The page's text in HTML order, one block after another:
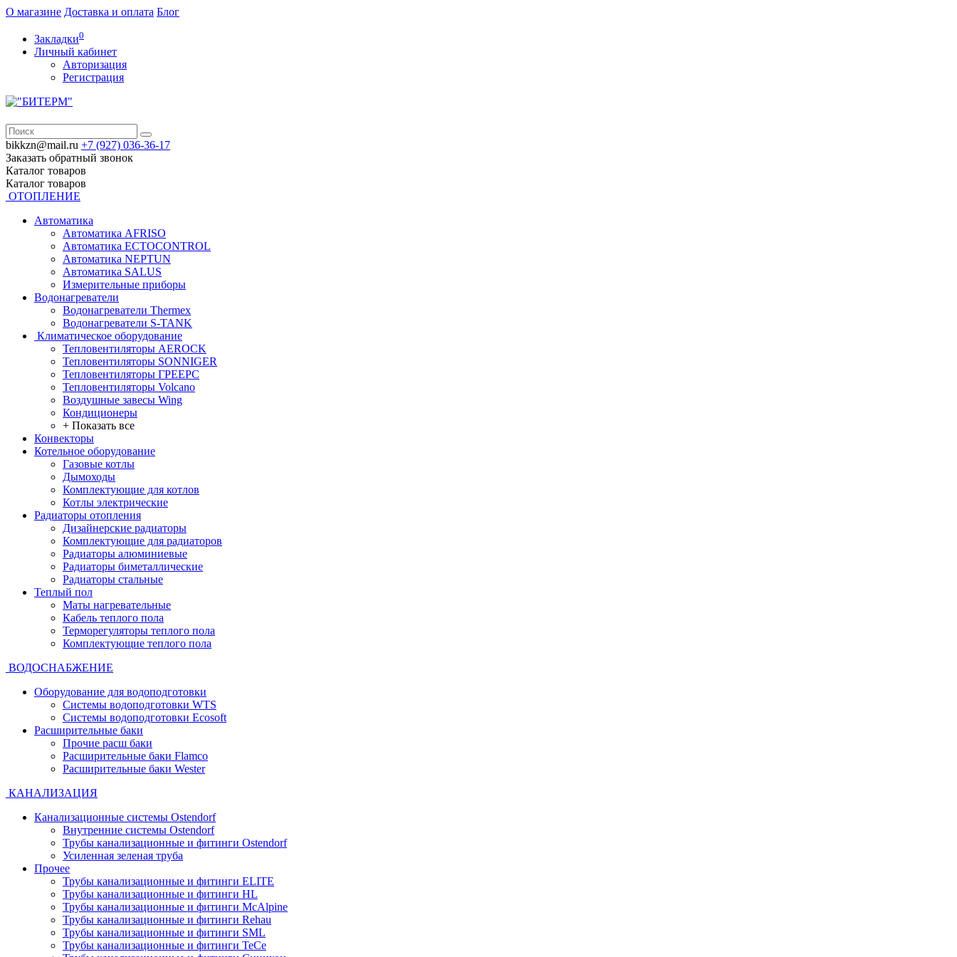
О магазине Доставка и оплата Блог
Закладки0
Личный кабинет
Авторизация
Регистрация
bikkzn@mail.ru +7 (927) 036-36-17
Заказать обратный звонок
Каталог товаров
Каталог товаров
ОТОПЛЕНИЕ
Автоматика
Автоматика AFRISO
Автоматика ECTOCONTROL
Автоматика NEPTUN
Автоматика SALUS
Измерительные приборы
Водонагреватели
Водонагреватели Thermex
Водонагреватели S-TANK
Климатическое оборудование
Тепловентиляторы AEROCK
Тепловентиляторы SONNIGER
Тепловентиляторы ГРЕЕРС
Тепловентиляторы Volcano
Воздушные завесы Wing
Кондиционеры
+ Показать все
Конвекторы
Котельное оборудование
Газовые котлы
Дымоходы
Комплектующие для котлов
Котлы электрические
Радиаторы отопления
Дизайнерские радиаторы
Комплектующие для радиаторов
Радиаторы алюминиевые
Радиаторы биметаллические
Радиаторы стальные
Теплый пол
Маты нагревательные
Кабель теплого пола
Терморегуляторы теплого пола
Комплектующие теплого пола
ВОДОСНАБЖЕНИЕ
Оборудование для водоподготовки
Системы водоподготовки WTS
Системы водоподготовки Ecosoft
Расширительные баки
Прочие расш баки
Расширительные баки Flamco
Расширительные баки Wester
КАНАЛИЗАЦИЯ
Канализационные системы Ostendorf
Внутренние системы Ostendorf
Трубы канализационные и фитинги Ostendorf
Усиленная зеленая труба
Прочее
Трубы канализационные и фитинги ELITE
Трубы канализационные и фитинги HL
Трубы канализационные и фитинги McAlpine
Трубы канализационные и фитинги Rehau
Трубы канализационные и фитинги SML
Трубы канализационные и фитинги TeCe